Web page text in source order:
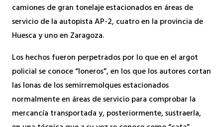
camiones de gran tonelaje estacionados en áreas de
servicio de la autopista AP-2, cuatro en la provincia de
Huesca y uno en Zaragoza.
Los hechos fueron perpetrados por lo que en el argot
policial se conoce “loneros”, en los que los autores cortan
las lonas de los semirremolques estacionados
normalmente en áreas de servicio para comprobar la
mercancía transportada y, posteriormente, sustraerla,